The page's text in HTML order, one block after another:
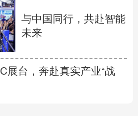
与中国同行，共赴智能
未来
展台，奔赴真实产业“战